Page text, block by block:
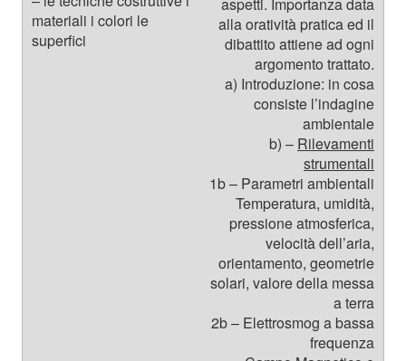
alla oratività pratica ed il
dibattito attiene ad ogni
argomento trattato.
a) Introduzione: in cosa
consiste l’indagine
ambientale
b) – Rilevamenti
strumentali
1b – Parametri ambientali
Temperatura, umidità,
pressione atmosferica,
velocità dell’aria,
orientamento, geometrie
solari, valore della messa
a terra
2b – Elettrosmog a bassa
frequenza